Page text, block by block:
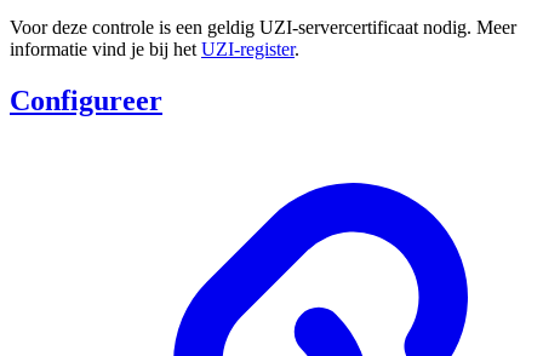
Voor deze controle is een geldig UZI-servercertificaat nodig. Meer
informatie vind je bij het UZI-register.
Configureer